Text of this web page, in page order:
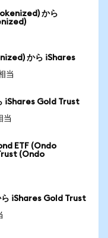
から
から iShares
当
iShares Gold Trust
当
ETF (Ondo
(Ondo
iShares Gold Trust